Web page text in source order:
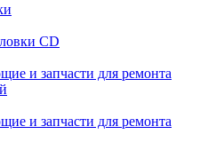
CD
и запчасти для ремонта
и запчасти для ремонта